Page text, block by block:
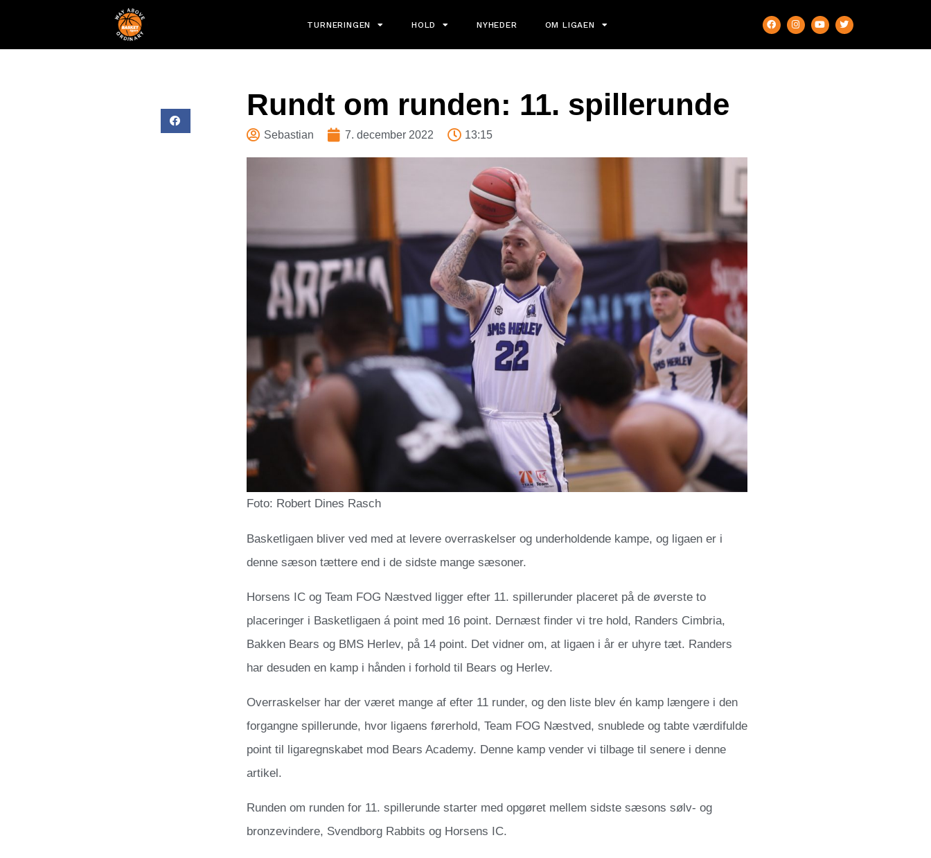
TURNERINGEN HOLD NYHEDER OM LIGAEN
Rundt om runden: 11. spillerunde
Sebastian 7. december 2022 13:15
Foto: Robert Dines Rasch
Basketligaen bliver ved med at levere overraskelser og underholdende kampe, og ligaen er i
denne sæson tættere end i de sidste mange sæsoner.
Horsens IC og Team FOG Næstved ligger efter 11. spillerunder placeret på de øverste to
placeringer i Basketligaen á point med 16 point. Dernæst finder vi tre hold, Randers Cimbria,
Bakken Bears og BMS Herlev, på 14 point. Det vidner om, at ligaen i år er uhyre tæt. Randers
har desuden en kamp i hånden i forhold til Bears og Herlev.
Overraskelser har der været mange af efter 11 runder, og den liste blev én kamp længere i den
forgangne spillerunde, hvor ligaens førerhold, Team FOG Næstved, snublede og tabte værdifulde
point til ligaregnskabet mod Bears Academy. Denne kamp vender vi tilbage til senere i denne
artikel.
Runden om runden for 11. spillerunde starter med opgøret mellem sidste sæsons sølv- og
bronzevindere, Svendborg Rabbits og Horsens IC.